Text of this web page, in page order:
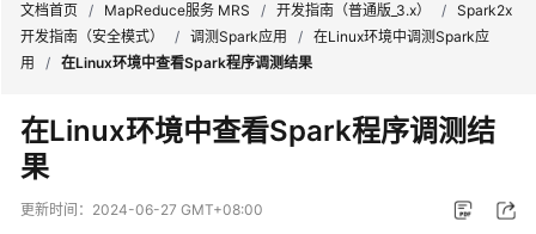
动
态
服
文档首页 / MapReduce服务 MRS / 开发指南（普通版_3.x） / Spark2x
开发指南（安全模式）
/ 调测Spark应用 / 在Linux环境中调测Spark应
用
/ 在Linux环境中查看Spark程序调测结果
在Linux环境中查看Spark程序调测结
果
更新时间： 2024-06-27 GMT+08:00